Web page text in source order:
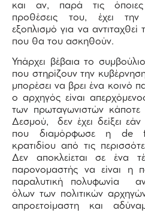
και αν, παρά τις όποιες
προθέσεις του, έχει την
εξοπλισμό για να αντιταχθεί
που θα του ασκηθούν.
Υπάρχει βέβαια το
που στηρίζουν την
μπορέσει να βρει ένα
ο αρχηγός είναι
των πρωταγωνιστών κάποτε
Δεσμού, δεν έχει δείξει
που διαμόρφωσε η de
κρατιδίου από τις
Δεν αποκλείεται σε ένα
παρονομαστής να είναι η
παραλυτική πολυφωνία
όλων των πολιτικών
απροετοίμαστη και